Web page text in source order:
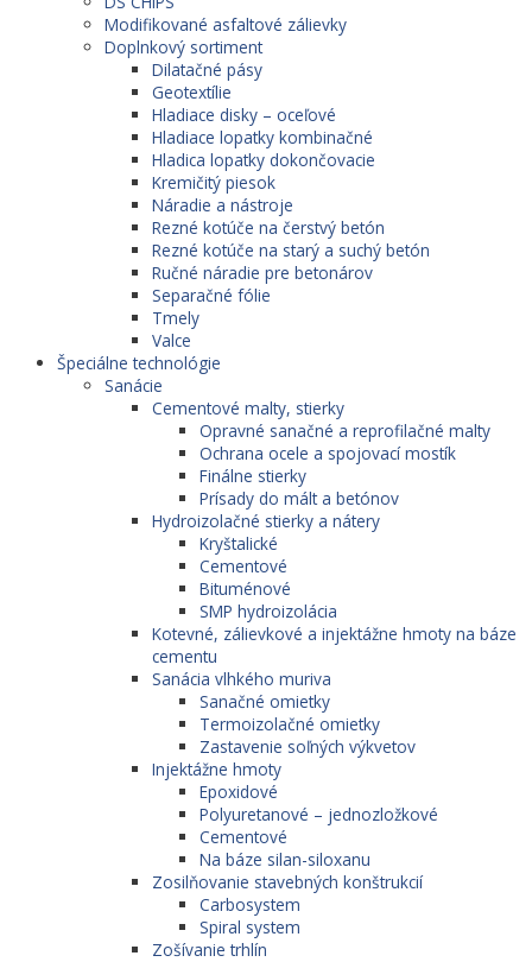
Modifikované asfaltové zálievky
Doplnkový sortiment
Dilatačné pásy
Geotextílie
Hladiace disky – oceľové
Hladiace lopatky kombinačné
Hladica lopatky dokončovacie
Kremičitý piesok
Náradie a nástroje
Rezné kotúče na čerstvý betón
Rezné kotúče na starý a suchý betón
Ručné náradie pre betonárov
Separačné fólie
Tmely
Valce
Špeciálne technológie
Sanácie
Cementové malty, stierky
Opravné sanačné a reprofilačné malty
Ochrana ocele a spojovací mostík
Finálne stierky
Prísady do mált a betónov
Hydroizolačné stierky a nátery
Kryštalické
Cementové
Bituménové
SMP hydroizolácia
Kotevné, zálievkové a injektážne hmoty na báze
cementu
Sanácia vlhkého muriva
Sanačné omietky
Termoizolačné omietky
Zastavenie soľných výkvetov
Injektážne hmoty
Epoxidové
Polyuretanové – jednozložkové
Cementové
Na báze silan-siloxanu
Zosilňovanie stavebných konštrukcií
Carbosystem
Spiral system
Zošívanie trhlín